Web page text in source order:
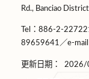
Rd., Banciao
Tel：886-2-
89659641／e-mail
更新日期： 2026/